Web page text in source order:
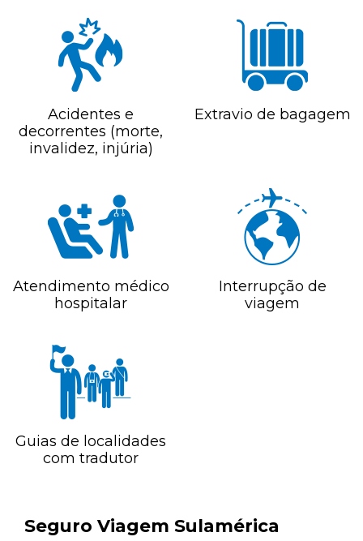
Acidentes e
decorrentes (morte,
invalidez, injúria)
Extravio de bagagem
Atendimento médico
hospitalar
Interrupção de
viagem
Guias de localidades
com tradutor
Seguro Viagem Sulamérica